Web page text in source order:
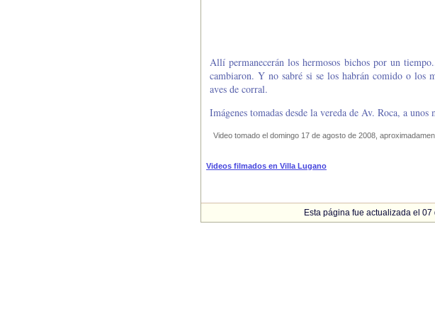
Allí permanecerán los hermosos bichos por un
cambiaron. Y no sabré si se los habrán comido o los
aves de corral.
Imágenes tomadas desde la vereda de Av. Roca, a unos
Video tomado el domingo 17 de agosto de 2008,
Videos filmados en Villa Lugano
Esta página fue actualizada el